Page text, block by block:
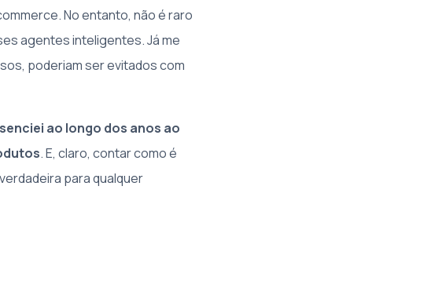
No entanto, não é raro
agentes inteligentes. Já me
poderiam ser evitados com
ao longo dos anos ao
. E, claro, contar como é
para qualquer